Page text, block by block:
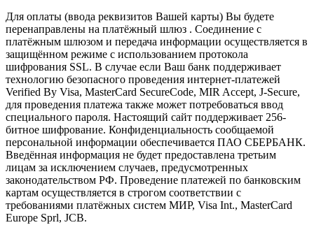
Для оплаты (ввода реквизитов Вашей карты) Вы будете
перенаправлены на платёжный шлюз . Соединение с
платёжным шлюзом и передача информации осуществляется в
защищённом режиме с использованием протокола
шифрования SSL. В случае если Ваш банк поддерживает
технологию безопасного проведения интернет-платежей
Verified By Visa, MasterCard SecureCode, MIR Accept, J-Secure,
для проведения платежа также может потребоваться ввод
специального пароля. Настоящий сайт поддерживает 256-
битное шифрование. Конфиденциальность сообщаемой
персональной информации обеспечивается ПАО СБЕРБАНК.
Введённая информация не будет предоставлена третьим
лицам за исключением случаев, предусмотренных
законодательством РФ. Проведение платежей по банковским
картам осуществляется в строгом соответствии с
требованиями платёжных систем МИР, Visa Int., MasterCard
Europe Sprl, JCB.